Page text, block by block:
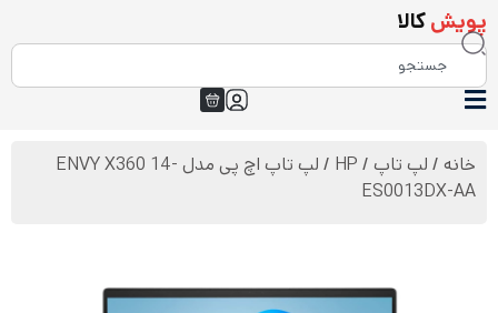
پویشکالا
خانه / لپ تاپ /
HP
/ لپ تاپ اچ پی مدل ENVY X360 14-
ES0013DX-AA